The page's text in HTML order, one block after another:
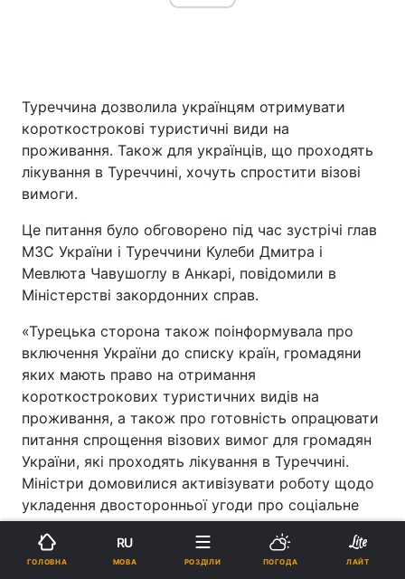
Туреччина дозволила українцям отримувати
короткострокові туристичні види на
проживання. Також для українців, що проходять
лікування в Туреччині, хочуть спростити візові
вимоги.
Це питання було обговорено під час зустрічі глав
МЗС України і Туреччини Кулеби Дмитра і
Мевлюта Чавушоглу в Анкарі, повідомили в
Міністерстві закордонних справ.
«Турецька сторона також поінформувала про
включення України до списку країн, громадяни
яких мають право на отримання
короткострокових туристичних видів на
проживання, а також про готовність опрацювати
питання спрощення візових вимог для громадян
України, які проходять лікування в Туреччині.
Міністри домовилися активізувати роботу щодо
укладення двосторонньої угоди про соціальне
забезпечення», - йдеться в повідомленні.
ГОЛОВНА
RU
МОВА РОЗДІЛИ ПОГОДА ЛАЙТ